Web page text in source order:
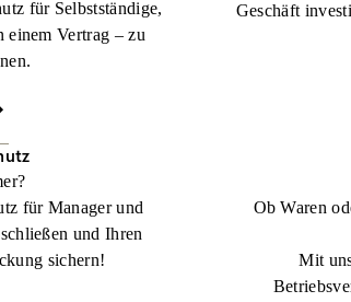
für Selbstständige,
einem Vertrag – zu
Geschäft
für Manager und
und Ihren
sichern!
Ob Waren
Mit